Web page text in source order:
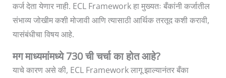
कर्ज देता येणार नाही. ECL Framework हा मुख्यतः बँकांनी कर्जातील
संभाव्य जोखीम कशी मोजावी आणि त्यासाठी आर्थिक तरतूद कशी करावी,
यासंबंधीचा विषय आहे.
मग माध्यमांमध्ये 730 ची चर्चा का होत आहे?
याचे कारण असे की, ECL Framework लागू झाल्यानंतर बँका